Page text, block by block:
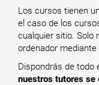
Los cursos tienen
el caso de los
cualquier sitio. Solo
ordenador
Dispondrás de todo
nuestros tutores se